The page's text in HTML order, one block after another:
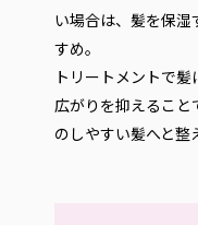
い場合は、髪を保
すめ。
トリートメントで
広がりを抑えること
のしやすい髪へと整